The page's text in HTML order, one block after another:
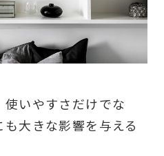
使いやすさだけでな
大きな影響を与える